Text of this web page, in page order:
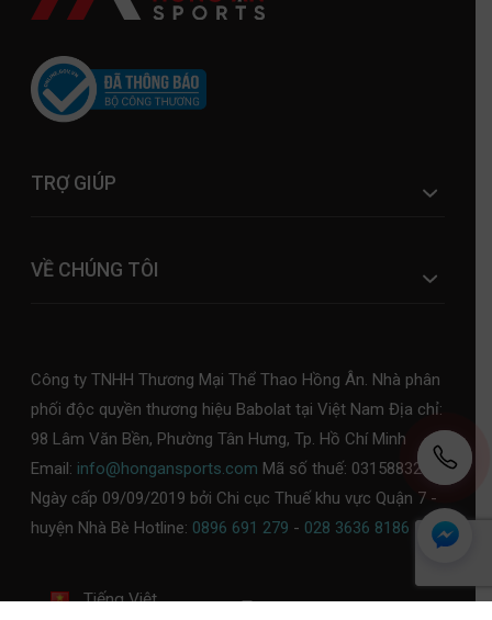
TRỢ GIÚP
VỀ CHÚNG TÔI
Công ty TNHH Thương Mại Thể Thao Hồng Ân. Nhà phân
phối độc quyền thương hiệu Babolat tại Việt Nam Địa chỉ:
98 Lâm Văn Bền, Phường Tân Hưng, Tp. Hồ Chí Minh
Email: info@hongansports.com Mã số thuế: 0315883253,
Ngày cấp 09/09/2019 bởi Chi cục Thuế khu vực Quận 7 -
huyện Nhà Bè Hotline: 0896 691 279 - 028 3636 8186
Tiếng Việt